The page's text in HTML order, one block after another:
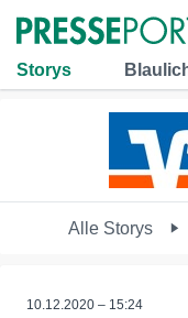
Storys
Alle Storys
10.12.2020 – 15:24